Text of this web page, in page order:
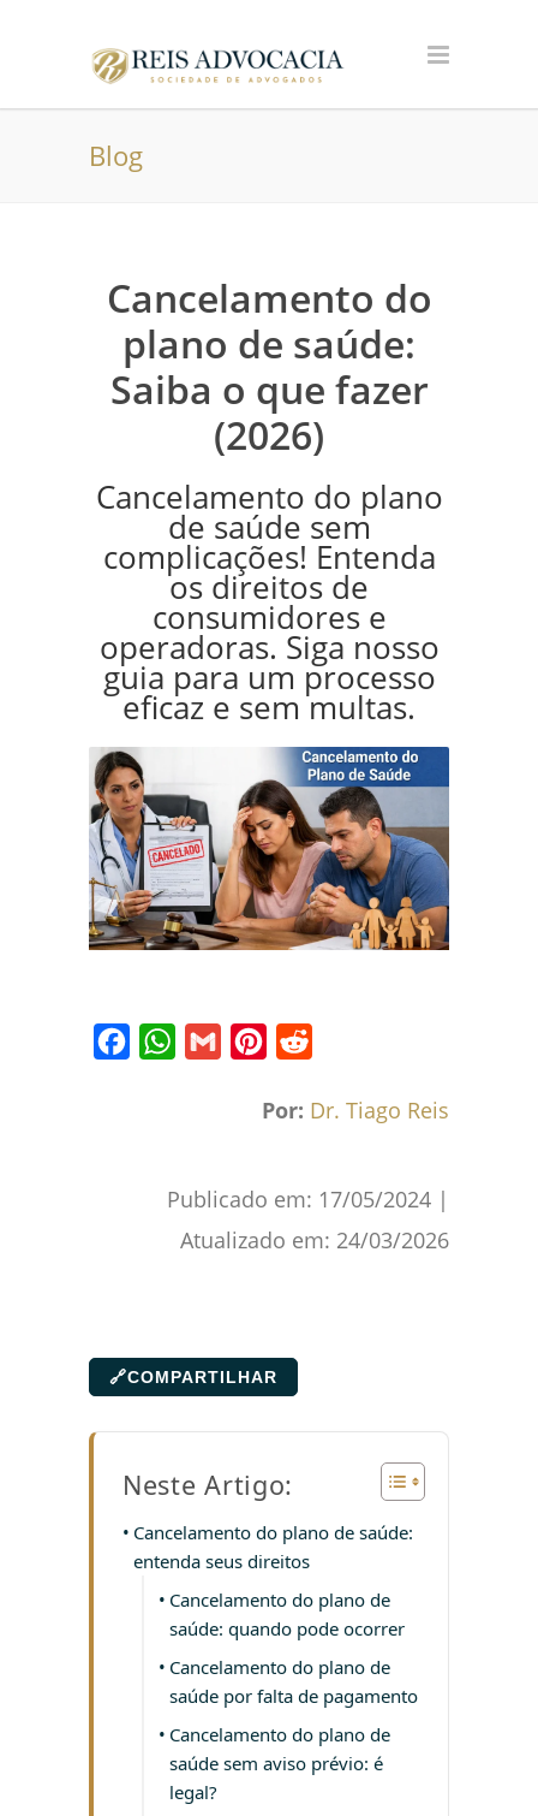
Blog
Cancelamento do
plano de saúde:
Saiba o que fazer
(2026)
Cancelamento do plano
de saúde sem
complicações! Entenda
os direitos de
consumidores e
operadoras. Siga nosso
guia para um processo
eficaz e sem multas.
FacebookWhatsApp
Gmail Pinterest
Por: Dr. Tiago Reis
Publicado em: 17/05/2024 |
Atualizado em: 24/03/2026
🔗COMPARTILHAR
Neste Artigo:
Cancelamento do plano de saúde:
entenda seus direitos
Cancelamento do plano de
saúde: quando pode ocorrer
Cancelamento do plano de
saúde por falta de pagamento
Cancelamento do plano de
saúde sem aviso prévio: é
legal?